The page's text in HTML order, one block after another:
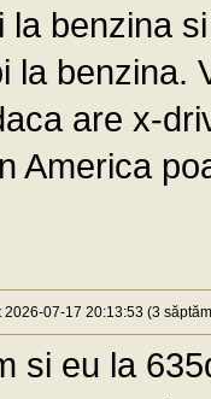
la benzina
la benzina.
are x-
America
2026-07-17 20:13:53 (3
si eu la